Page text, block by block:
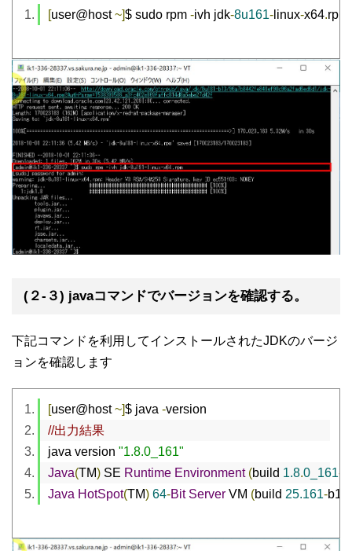
[user@host ~]$ sudo rpm -ivh jdk-8u161- linux-x64.rpm
(２-３) javaコマンドでバージョンを確認する。
下記コマンドを利用してインストールされたJDKのバージ
ョンを確認します
[user@host ~]$ java -version
//出力結果
java version "1.8.0_161"
Java(TM) SE Runtime Environment (build 1.8.0_161-
Java HotSpot(TM) 64-Bit Server VM (build 25.161-b12